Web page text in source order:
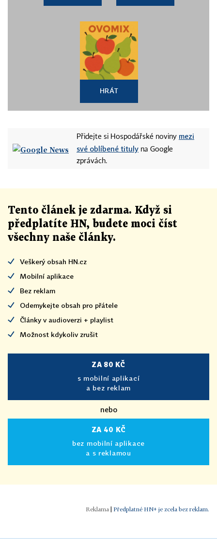
HRÁT
Přidejte si Hospodářské noviny mezi
své oblíbené tituly na Google
zprávách.
Tento článek je zdarma. Když si
předplatíte HN, budete moci číst
všechny naše články.
Veškerý obsah HN.cz
Mobilní aplikace
Bez reklam
Odemykejte obsah pro přátele
Články v audioverzi + playlist
Možnost kdykoliv zrušit
ZA 80 KČ
s mobilní aplikací
a bez reklam
nebo
ZA 40 KČ
bez mobilní aplikace
a s reklamou
Předplatné HN+ je zcela bez reklam.